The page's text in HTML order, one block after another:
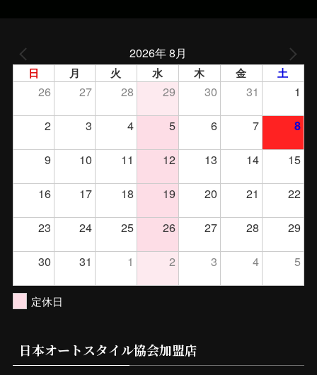
2026年 8月
日 月 火 水 木 金 土
26 27 28 29 30 31
1
2
3 4 5 6 7 8
9 10 11 12 13 14
15
16
17 18 19 20 21
22
23
24 25 26 27 28
29
30
31 1 2 3 4 5
定休日
日本オートスタイル協会加盟店